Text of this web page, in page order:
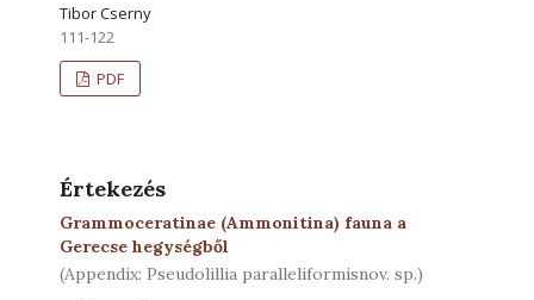
Tibor Cserny
111-122
PDF
Értekezés
Grammoceratinae (Ammonitina) fauna a
Gerecse hegységből
(Appendix: Pseudolillia paralleliformisnov. sp.)